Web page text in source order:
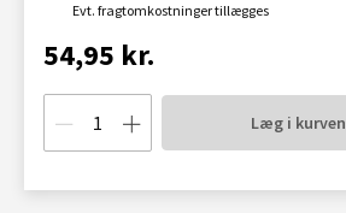
Evt. fragtomkostninger tillægges
54,95 kr.
Læg i kurven